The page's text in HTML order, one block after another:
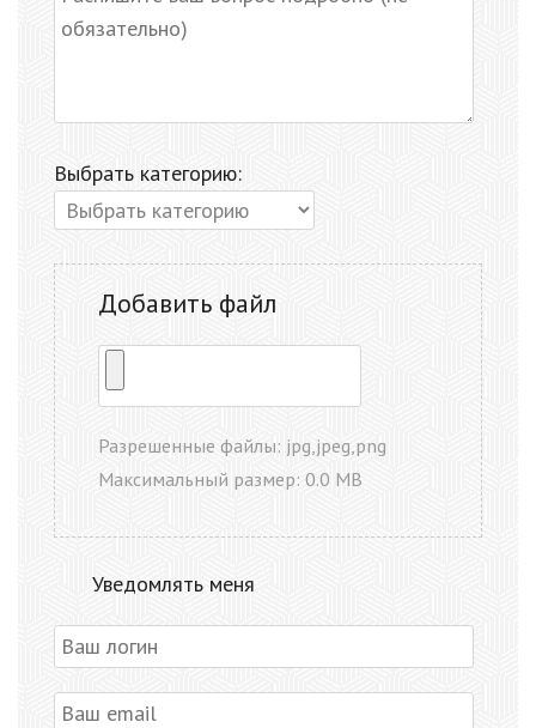
Выбрать категорию:
Добавить файл
Разрешенные файлы: jpg,jpeg,png
Максимальный размер: 0.0 MB
Уведомлять меня